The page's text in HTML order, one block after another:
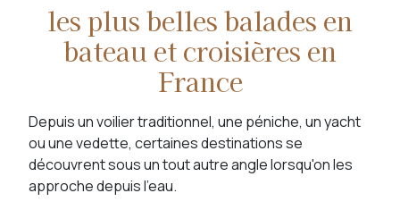
les plus belles balades en
bateau et croisières en
France
Depuis un voilier traditionnel, une péniche, un yacht
ou une vedette, certaines destinations se
découvrent sous un tout autre angle lorsqu'on les
approche depuis l'eau.